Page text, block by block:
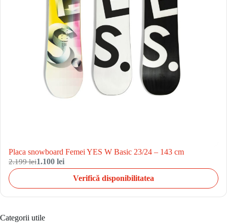
Placa snowboard Femei YES W Basic 23/24 – 143 cm
2.199 lei1.100 lei
Verifică disponibilitatea
Categorii utile